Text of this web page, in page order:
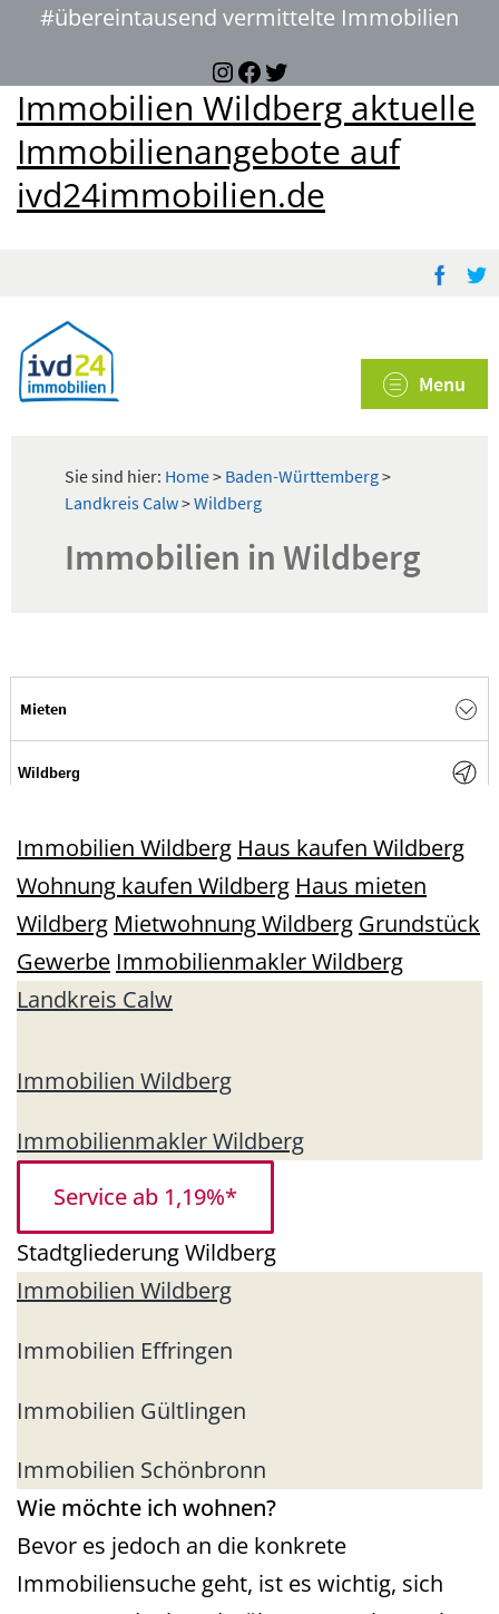
#übereintausend vermittelte Immobilien
Instagram
Facebook
Twitter
Immobilien Wildberg aktuelle
Immobilienangebote auf
ivd24immobilien.de
Immobilien Wildberg Haus kaufen Wildberg
Wohnung kaufen Wildberg Haus mieten
Wildberg Mietwohnung Wildberg Grundstück
Gewerbe Immobilienmakler Wildberg
Landkreis Calw
Immobilien Wildberg
Immobilienmakler Wildberg
Service ab 1,19%*
Stadtgliederung Wildberg
Immobilien Wildberg
Immobilien Effringen
Immobilien Gültlingen
Immobilien Schönbronn
Wie möchte ich wohnen?
Bevor es jedoch an die konkrete
Immobiliensuche geht, ist es wichtig, sich